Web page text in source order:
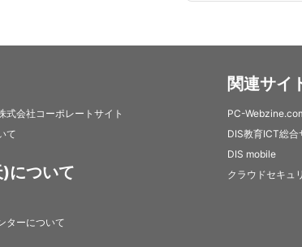
式会社コーポレートサイト
て
について
ターについて
関連サイ
PC-
DIS教育ICT総合
DIS mobile
クラウドセキュ